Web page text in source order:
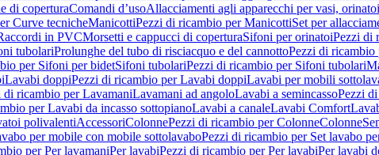
di coperturaComandi d’usoAllacciamenti agli apparecchi per vasi,
Curve tecnicheManicottiPezzi di ricambio per ManicottiSet per
in PVCMorsetti e cappucci di coperturaSifoni per orinatoiPezzi di
tubolariProlunghe del tubo di risciacquo e del cannottoPezzi di ricambio
per Sifoni per bidetSifoni tubolariPezzi di ricambio per Sifoni tubolari
Lavabi doppiPezzi di ricambio per Lavabi doppiLavabi per mobili
di ricambio per LavamaniLavamani ad angoloLavabi a semincassoPezzi
per Lavabi da incasso sottopianoLavabi a canaleLavabi Comfort
polivalentiAccessoriColonnePezzi di ricambio per ColonneColonne
per mobile con mobile sottolavaboPezzi di ricambio per Set lavabo
per Per lavamaniPer lavabiPezzi di ricambio per Per lavabiPer lavabi